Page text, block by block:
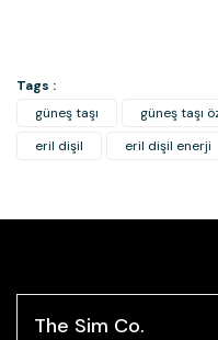
Tags :
güneş taşı
güneş taşı
eril dişil
eril dişil enerji
The Sim Co.